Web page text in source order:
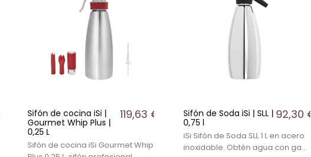
Sifón de cocina iSi |
Gourmet Whip Plus |
0,25 L
119,63 €
Sifón de cocina iSi Gourmet Whip
Sifón de Soda iSi | SLL |
0,75 l
92,30 €
iSi Sifón de Soda SLL 1 L en acero
inoxidable. Obtén agua con gas